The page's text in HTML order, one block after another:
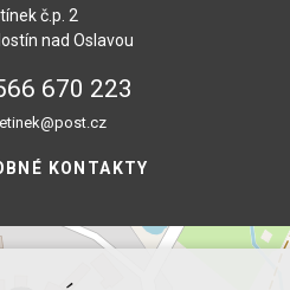
č.p. 2
nad Oslavou
670 223
KONTAKTY